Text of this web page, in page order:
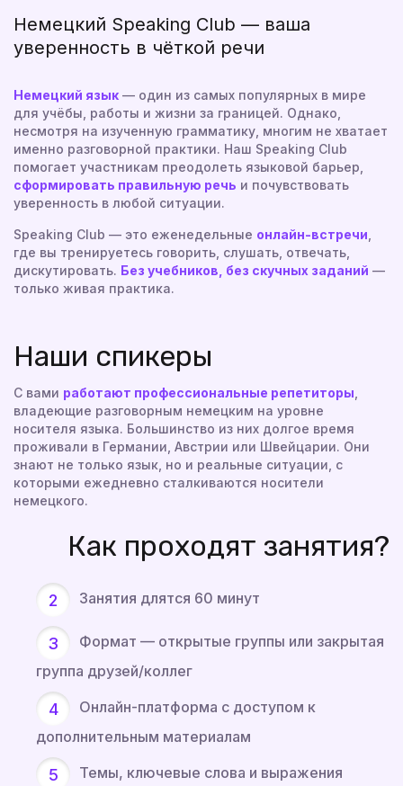
Немецкий Speaking Club — ваша
уверенность в чёткой речи
Немецкий язык — один из самых популярных в мире
для учёбы, работы и жизни за границей. Однако,
несмотря на изученную грамматику, многим не хватает
именно разговорной практики. Наш Speaking Club
помогает участникам преодолеть языковой барьер,
сформировать правильную речь и почувствовать
уверенность в любой ситуации.
Speaking Club — это еженедельные онлайн-встречи
где вы тренируетесь говорить, слушать, отвечать,
дискутировать. Без учебников, без скучных заданий —
только живая практика.
Наши спикеры
С вами работают профессиональные репетиторы
владеющие разговорным немецким на уровне
носителя языка. Большинство из них долгое время
проживали в Германии, Австрии или Швейцарии. Они
знают не только язык, но и реальные ситуации, с
которыми ежедневно сталкиваются носители
немецкого.
Как проходят занятия?
Занятия длятся 60 минут
Формат — открытые группы или закрытая
группа друзей/коллег
Онлайн-платформа с доступом к
дополнительным материалам
Темы, ключевые слова и выражения